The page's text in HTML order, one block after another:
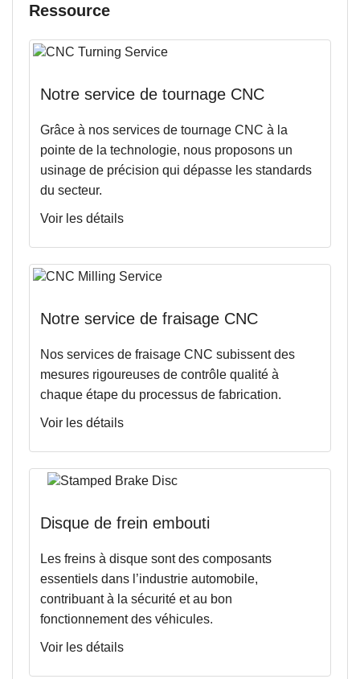
Ressource
Notre service de tournage CNC
Grâce à nos services de tournage CNC à la
pointe de la technologie, nous proposons un
usinage de précision qui dépasse les standards
du secteur.
Voir les détails
Notre service de fraisage CNC
Nos services de fraisage CNC subissent des
mesures rigoureuses de contrôle qualité à
chaque étape du processus de fabrication.
Voir les détails
Disque de frein embouti
Les freins à disque sont des composants
essentiels dans l’industrie automobile,
contribuant à la sécurité et au bon
fonctionnement des véhicules.
Voir les détails